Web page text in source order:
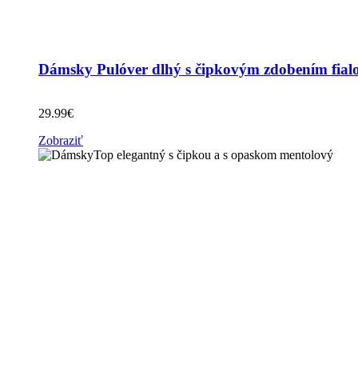
Dámsky Pulóver dlhý s čipkovým zdobením
29.99€
Zobraziť